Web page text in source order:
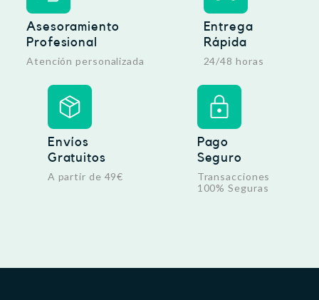
Asesoramiento
Profesional
Atención personalizada
Entrega
Rápida
24/48 horas
Envíos
Gratuitos
A partir de 49€
Pago
Seguro
Transacciones
100% Seguras